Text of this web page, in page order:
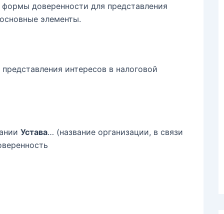
доверенности для представления
элементы.
интересов в налоговой
Устава… (название организации, в связи